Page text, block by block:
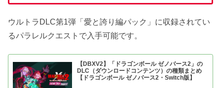
ウルトラDLC第1弾「愛と誇り編パック」に収録されてい
るパラレルクエストで入手可能です。
【DBXV2】「ドラゴンボール ゼノバース2」の
DLC（ダウンロードコンテンツ）の種類まとめ
【ドラゴンボール ゼノバース2・Switch版】